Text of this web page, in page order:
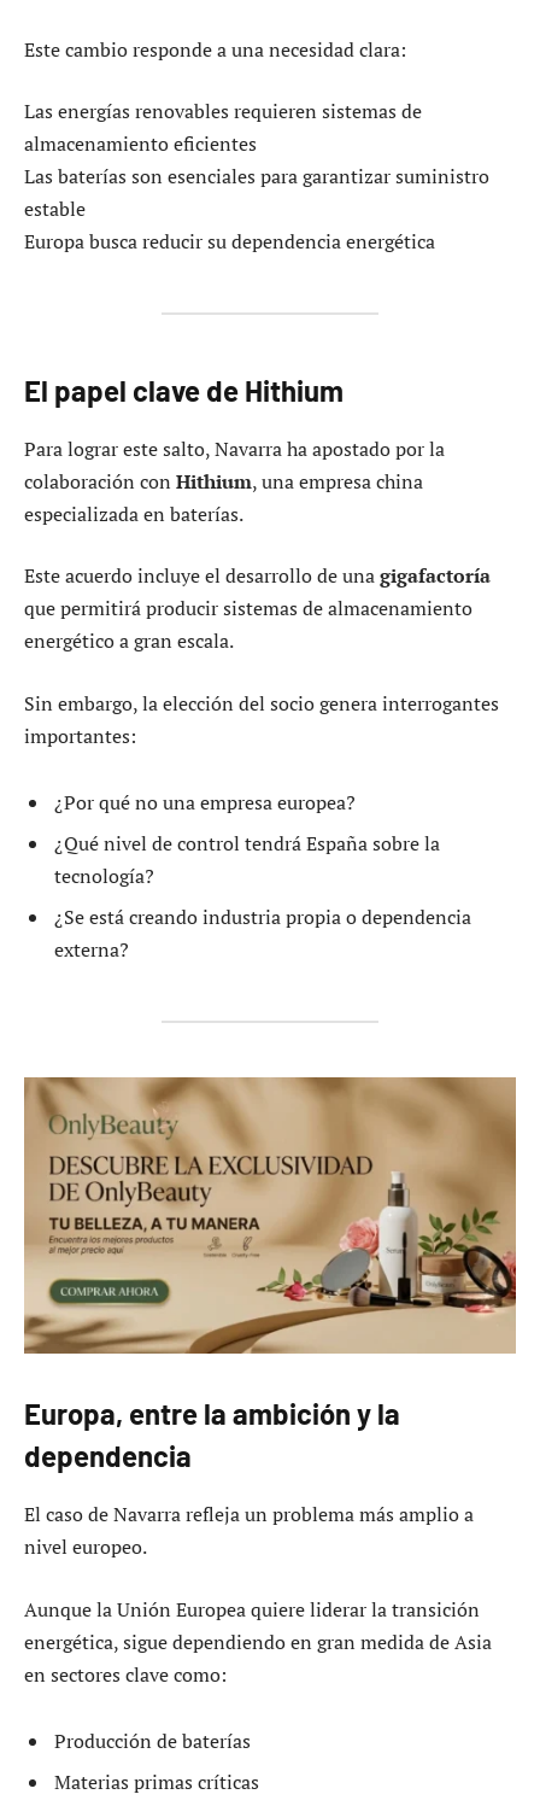
Este cambio responde a una necesidad clara:
Las energías renovables requieren sistemas de
almacenamiento eficientes
Las baterías son esenciales para garantizar suministro
estable
Europa busca reducir su dependencia energética
El papel clave de Hithium
Para lograr este salto, Navarra ha apostado por la
colaboración con Hithium, una empresa china
especializada en baterías.
Este acuerdo incluye el desarrollo de unagigafactoría
que permitirá producir sistemas de almacenamiento
energético a gran escala.
Sin embargo, la elección del socio genera interrogantes
importantes:
¿Por qué no una empresa europea?
¿Qué nivel de control tendrá España sobre la
tecnología?
¿Se está creando industria propia o dependencia
externa?
Europa, entre la ambición y la
dependencia
El caso de Navarra refleja un problema más amplio a
nivel europeo.
Aunque la Unión Europea quiere liderar la transición
energética, sigue dependiendo en gran medida de Asia
en sectores clave como:
Producción de baterías
Materias primas críticas